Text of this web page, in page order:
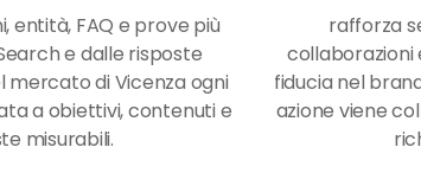
entità, FAQ e prove più
e dalle risposte
mercato di Vicenza ogni
a obiettivi, contenuti e
misurabili.
rafforza
fiducia nel
azione viene